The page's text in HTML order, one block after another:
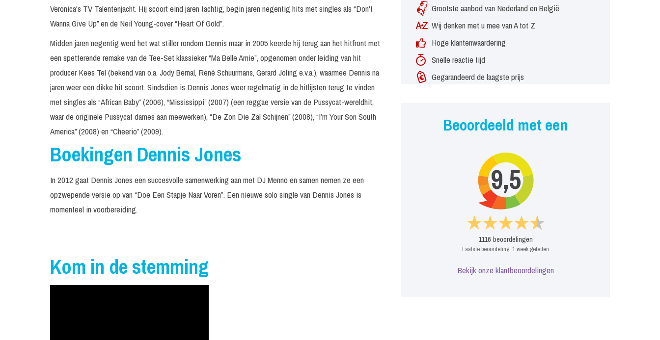
Veronica's TV Talentenjacht. Hij scoort eind jaren tachtig, begin jaren negentig hits met singles als “Don't
Wanna Give Up” en de Neil Young-cover “Heart Of Gold”.
Midden jaren negentig werd het wat stiller rondom Dennis maar in 2005 keerde hij terug aan het hitfront met
een spetterende remake van de Tee-Set klassieker “Ma Belle Amie”, opgenomen onder leiding van hit
producer Kees Tel (bekend van o.a. Jody Bernal, René Schuurmans, Gerard Joling e.v.a.), waarmee Dennis na
jaren weer een dikke hit scoort. Sindsdien is Dennis Jones weer regelmatig in de hitlijsten terug te vinden
met singles als “African Baby” (2006), “Mississippi” (2007) (een reggae versie van de Pussycat-wereldhit,
waar de originele Pussycat dames aan meewerken), “De Zon Die Zal Schijnen” (2008), “I’m Your Son South
America” (2008) en “Cheerio” (2009).
Boekingen Dennis Jones
In 2012 gaat Dennis Jones een succesvolle samenwerking aan met DJ Menno en samen nemen ze een
opzwepende versie op van “Doe Een Stapje Naar Voren”. Een nieuwe solo single van Dennis Jones is
momenteel in voorbereiding.
Kom in de stemming
Grootste aanbod van Nederland en België
Wij denken met u mee van A tot Z
Hoge klantenwaardering
Snelle reactie tijd
Gegarandeerd de laagste prijs
Beoordeeld met een
9,5
1116 beoordelingen
Laatste beoordeling: 1 week geleden
Bekijk onze klantbeoordelingen